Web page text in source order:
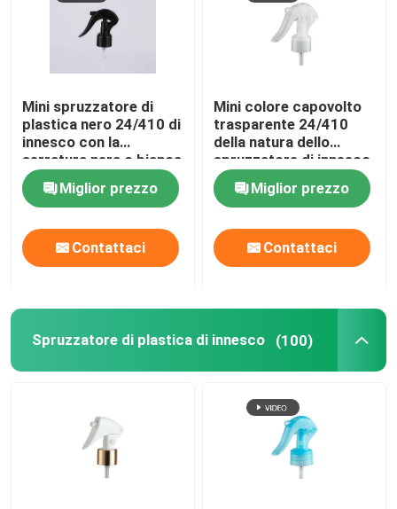
spruzzatore fine della foschia
Bottine di pompa senza aria
tubo di lucentezza del labbro
Barattolo crema di plastica
Bottiglia cosmetica acrilica
Bottiglia di vetro dell'olio essenziale
Mini spruzzatore di
plastica nero 24/410 di
innesco con la
serratura nera o bianca
del bottone
Miglior prezzo
Contattaci
Mini colore capovolto
trasparente 24/410
della natura dello
spruzzatore di innesco
Miglior prezzo
Contattaci
Spruzzatore di plastica di innesco (100)